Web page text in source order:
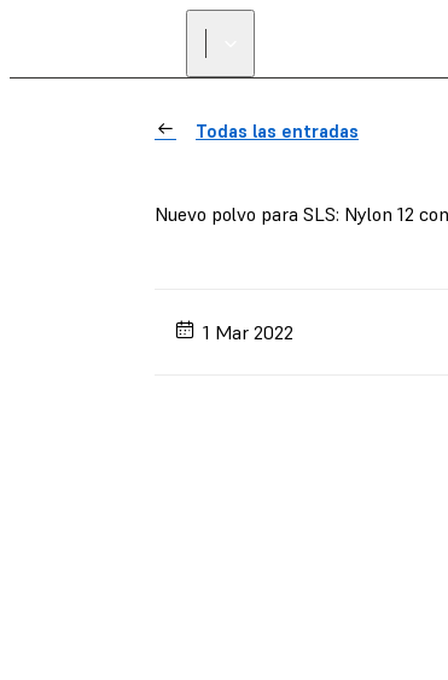
Todas las entradas
Nuevo polvo para SLS: Nylon 12
1 Mar 2022